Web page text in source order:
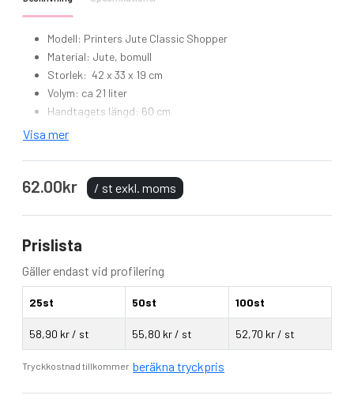
Modell: Printers Jute Classic Shopper
Material: Jute, bomull
Storlek: 42 x 33 x 19 cm
Volym: ca 21 liter
Handtagets längd: 60 cm
Kan bäras i hand eller över axeln
Tryckvänliga sidpaneler i kanvas
Visa mer
62.00kr / st exkl. moms
Prislista
Gäller endast vid profilering
25st 50st 100st
58,90 kr / st 55,80 kr / st 52,70 kr / st
Tryckkostnad tillkommer beräkna tryckpris